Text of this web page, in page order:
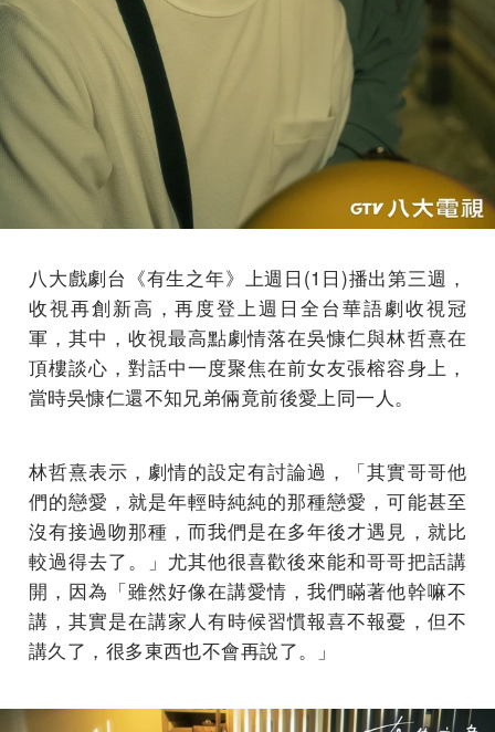
八大戲劇台《有生之年》上週日(1日)播出第三週，
收視再創新高，再度登上週日全台華語劇收視冠
軍，其中，收視最高點劇情落在吳慷仁與林哲熹在
頂樓談心，對話中一度聚焦在前女友張榕容身上，
當時吳慷仁還不知兄弟倆竟前後愛上同一人。
林哲熹表示，劇情的設定有討論過，「其實哥哥他
們的戀愛，就是年輕時純純的那種戀愛，可能甚至
沒有接過吻那種，而我們是在多年後才遇見，就比
較過得去了。」尤其他很喜歡後來能和哥哥把話講
開，因為「雖然好像在講愛情，我們瞞著他幹嘛不
講，其實是在講家人有時候習慣報喜不報憂，但不
講久了，很多東西也不會再說了。」